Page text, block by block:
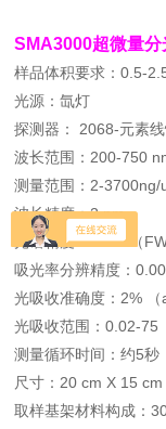
SMA3000超微量分
样品体积要求：0.5-
光源：氙灯
探测器： 2068-元素
波长范围：200-750
测量范围：2-3700ng/
波长精度：2 nm
光谱精度：3 nm （
吸光率分辨精度：
光吸收准确度：2%
光吸收范围：0.02-75
测量循环时间：约5秒
尺寸：20 cm X 15
取样基架材料构成：